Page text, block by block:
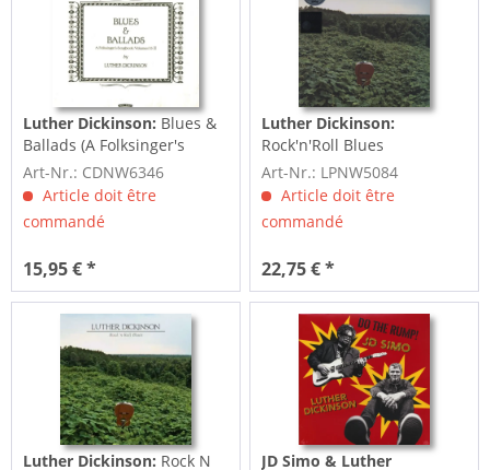
Luther Dickinson: Blues &
Ballads (A Folksinger's
Songbook) I & II
Art-Nr.: CDNW6346
Article doit être
commandé
15,95 € *
Luther Dickinson:
Rock'n'Roll Blues
Art-Nr.: LPNW5084
Article doit être
commandé
22,75 € *
Luther Dickinson: Rock N
JD Simo & Luther